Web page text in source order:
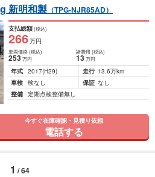
新明和製 （TPG-NJR85AD）
支払総額(税込)
266万円
車両価格(税込)
253万円
諸費用 (税込)
13 万円
年式 2017(H29) 走行 13.6万km
車検 検なし 保証 なし
整備 定期点検整備無し
今すぐ在庫確認・見積り依頼
電話する
1 / 64